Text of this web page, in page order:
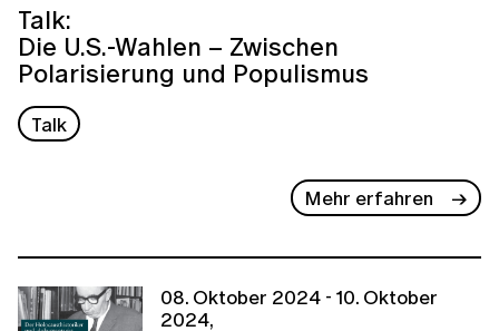
Talk:
Die U.S.-Wahlen – Zwischen
Polarisierung und Populismus
Talk
Mehr erfahren
08. Oktober 2024 - 10. Oktober
2024,